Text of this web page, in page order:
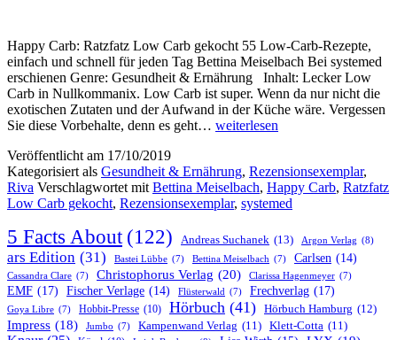
Happy Carb: Ratzfatz Low Carb gekocht 55 Low-Carb-Rezepte,
einfach und schnell für jeden Tag Bettina Meiselbach Bei systemed
erschienen Genre: Gesundheit & Ernährung Inhalt: Lecker Low
Carb in Nullkommanix. Low Carb ist super. Wenn da nur nicht die
exotischen Zutaten und der Aufwand in der Küche wäre. Vergessen
Sie diese Vorbehalte, denn es geht… „Happy
Low
Carb
gekocht“
Bettina
Meiselbach
weiterlesen
Veröffentlicht am 17/10/2019
Kategorisiert als Gesundheit & Ernährung, Rezensionsexemplar,
Riva Verschlagwortet mit Bettina Meiselbach, Happy Carb, Ratzfatz
Low Carb gekocht, Rezensionsexemplar, systemed
5 Facts About (122) Andreas Suchanek (13) Argon Verlag (8)
ars Edition (31) Bastei Lübbe (7) Bettina Meiselbach (7) Carlsen (14)
Cassandra Clare (7) Christophorus Verlag (20) Clarissa Hagenmeyer (7)
EMF (17) Fischer Verlage (14) Flüsterwald (7) Frechverlag (17)
Goya Libre (7) Hobbit-Presse (10) Hörbuch (41) Hörbuch Hamburg (12)
Impress (18) Jumbo (7) Kampenwand Verlag (11) Klett-Cotta (11)